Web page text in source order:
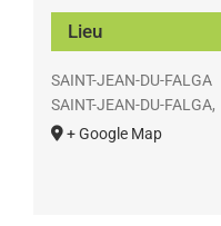
Lieu
SAINT-JEAN-DU-FALGA
SAINT-JEAN-DU-FALGA,
+ Google Map